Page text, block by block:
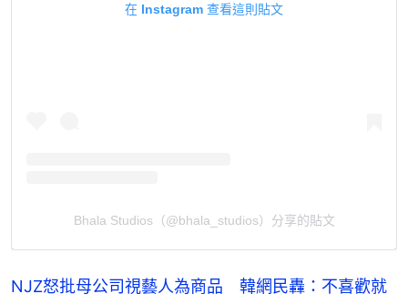
在 Instagram 查看這則貼文
Bhala Studios（@bhala_studios）分享的貼文
NJZ怒批母公司視藝人為商品 韓網民轟：不喜歡就